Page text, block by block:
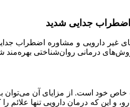
اضطراب جدایی شدید
دارویی و مشاوره اضطراب
درمانی روان‌شناختی
خاص خود است. از مزایای آن
و این که درمان دارویی تنها